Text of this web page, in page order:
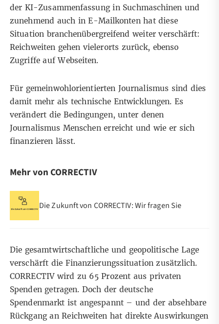
der KI-Zusammenfassung in Suchmaschinen und
zunehmend auch in E-Mailkonten hat diese
Situation branchenübergreifend weiter verschärft:
Reichweiten gehen vielerorts zurück, ebenso
Zugriffe auf Webseiten.
Für gemeinwohlorientierten Journalismus sind dies
damit mehr als technische Entwicklungen. Es
verändert die Bedingungen, unter denen
Journalismus Menschen erreicht und wie er sich
finanzieren lässt.
Mehr von CORRECTIV
Die Zukunft von CORRECTIV: Wir fragen Sie
Die gesamtwirtschaftliche und geopolitische Lage
verschärft die Finanzierungssituation zusätzlich.
CORRECTIV wird zu 65 Prozent aus privaten
Spenden getragen. Doch der deutsche
Spendenmarkt ist angespannt – und der absehbare
Rückgang an Reichweiten hat direkte Auswirkungen